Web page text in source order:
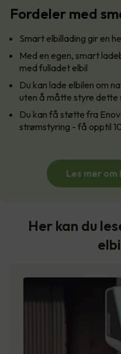
Fordeler med
Smart elbillading gir en
Med en egen, smart
med fulladet elbil
Du kan lade elbilen om
uten å måtte styre dette
Du kan få støtte fra
strømstyring - få opptil
Les mer
Her kan du